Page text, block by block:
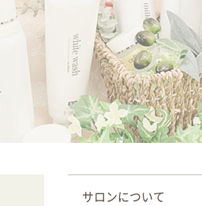
サロンについて